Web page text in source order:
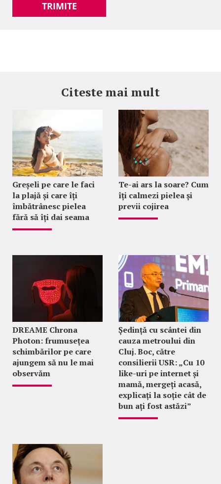
TRIMITE
Citeste mai mult
Greșeli pe care le faci
la plajă și care îți
îmbătrânesc pielea
fără să îți dai seama
Te-ai ars la soare? Cum
îți calmezi pielea și
previi cojirea
DREAME Chrona
Photon: frumusețea
schimbărilor pe care
ajungem să nu le mai
observăm
Ședință cu scântei din
cauza metroului din
Cluj. Boc, către
consilierii USR: „Cu 10
like-uri pe internet și
mamă, mergeți acasă,
explicați la soție cât de
bun ați fost astăzi”